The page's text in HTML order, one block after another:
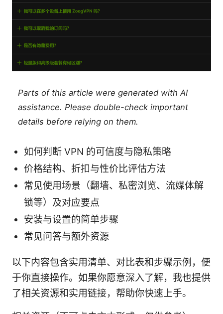
Parts of this article were generated with AI
assistance. Please double-check important
details before relying on them.
如何判断 VPN 的可信度与隐私策略
价格结构、折扣与性价比评估方法
常见使用场景（翻墙、私密浏览、流媒体解
锁等）及对应要点
安装与设置的简单步骤
常见问答与额外资源
以下内容包含实用清单、对比表和步骤示例，便
于你直接操作。如果你愿意深入了解，我也提供
了相关资源和实用链接，帮助你快速上手。